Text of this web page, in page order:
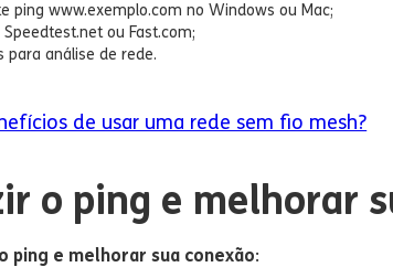
ping www.exemplo.com no Windows ou Mac;
ou Fast.com;
para análise de rede.
de usar uma rede sem fio mesh?
o ping e melhorar
ping e melhorar sua conexão: